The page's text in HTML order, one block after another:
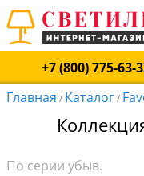
+7 (800) 775-63-
Главная / Каталог/